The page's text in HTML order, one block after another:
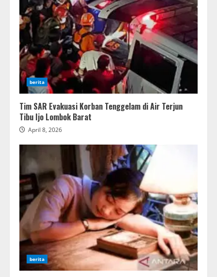
berita
Tim SAR Evakuasi Korban Tenggelam di Air Terjun
Tibu Ijo Lombok Barat
April 8, 2026
berita